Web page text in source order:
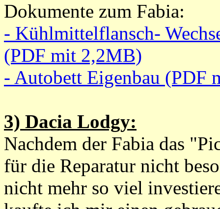
Dokumente zum Fabia:
- Kühlmittelflansch-
(PDF mit 2,2MB)
- Autobett Eigenbau (PDF
3) Dacia Lodgy:
Nachdem der Fabia das
für die Reparatur nicht
nicht mehr so viel